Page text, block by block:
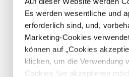
Es werden wesentliche und
erforderlich sind, und,
Marketing-Cookies
können auf „Cookies
klicken, um die Verwendung
Cookies Sie akzeptieren